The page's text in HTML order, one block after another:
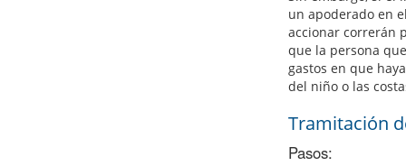
un apoderado en
accionar correrán
que la persona
gastos en que
del niño o las
Tramitación
Pasos: